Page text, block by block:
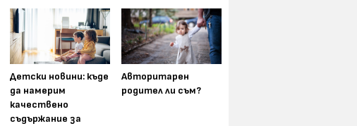
Детски новини: къде
да намерим
качествено
съдържание за
Авторитарен
родител ли съм?